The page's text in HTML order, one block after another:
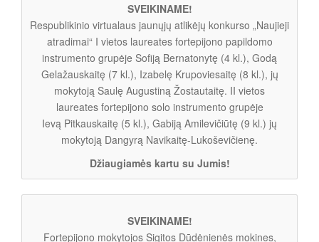
SVEIKINAME!
Respublikinio virtualaus jaunųjų atlikėjų konkurso „Naujieji
atradimai“ I vietos laureates fortepijono papildomo
instrumento grupėje Sofiją Bernatonytę (4 kl.), Godą
Gelažauskaitę (7 kl.), Izabelę Krupoviesaitę (8 kl.), jų
mokytoją Saulę Augustiną Žostautaitę. II vietos
laureates fortepijono solo instrumento grupėje
Ievą Pitkauskaitę (5 kl.), Gabiją Amilevičiūtę (9 kl.) jų
mokytoją Dangyrą Navikaitę-Lukoševičienę.
Džiaugiamės kartu su Jumis!
SVEIKINAME!
Fortepijono mokytojos Sigitos Dūdėnienės mokines,